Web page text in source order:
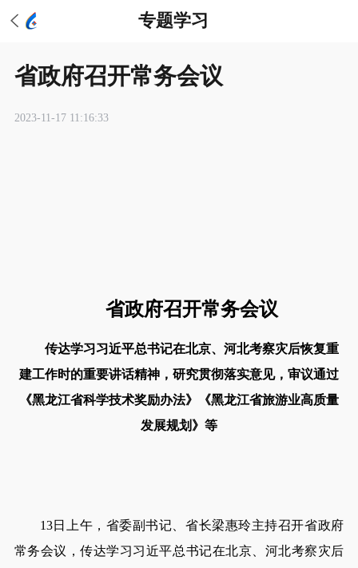
专题学习
​省政府召开常务会议
2023-11-17 11:16:33
省政府召开常务会议
传达学习习近平总书记在北京、河北考察灾后恢复重
建工作时的重要讲话精神，研究贯彻落实意见，审议通过
《黑龙江省科学技术奖励办法》《黑龙江省旅游业高质量
发展规划》等
13日上午，省委副书记、省长梁惠玲主持召开省政府
常务会议，传达学习习近平总书记在北京、河北考察灾后